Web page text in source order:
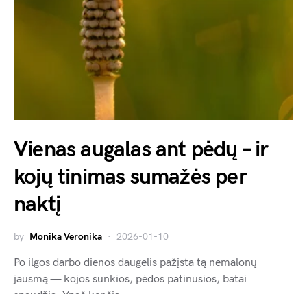
Vienas augalas ant pėdų – ir
kojų tinimas sumažės per
naktį
by Monika Veronika 2026-01-10
Po ilgos darbo dienos daugelis pažįsta tą nemalonų
jausmą — kojos sunkios, pėdos patinusios, batai